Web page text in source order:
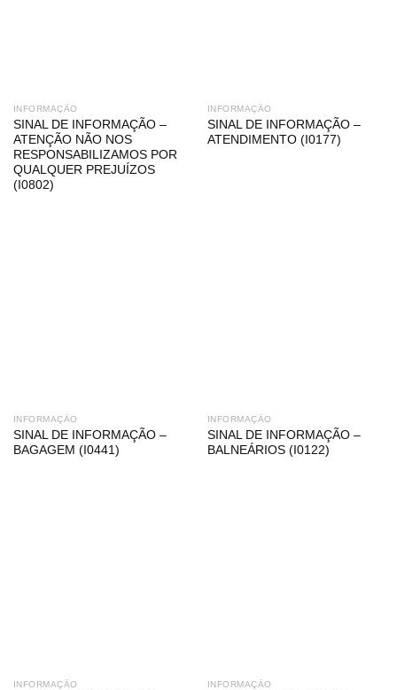
INFORMAÇÃO
SINAL DE INFORMAÇÃO –
ATENÇÃO NÃO NOS
RESPONSABILIZAMOS POR
QUALQUER PREJUÍZOS
(I0802)
INFORMAÇÃO
SINAL DE INFORMAÇÃO –
ATENDIMENTO (I0177)
INFORMAÇÃO
SINAL DE INFORMAÇÃO –
BAGAGEM (I0441)
INFORMAÇÃO
SINAL DE INFORMAÇÃO –
BALNEÁRIOS (I0122)
INFORMAÇÃO INFORMAÇÃO